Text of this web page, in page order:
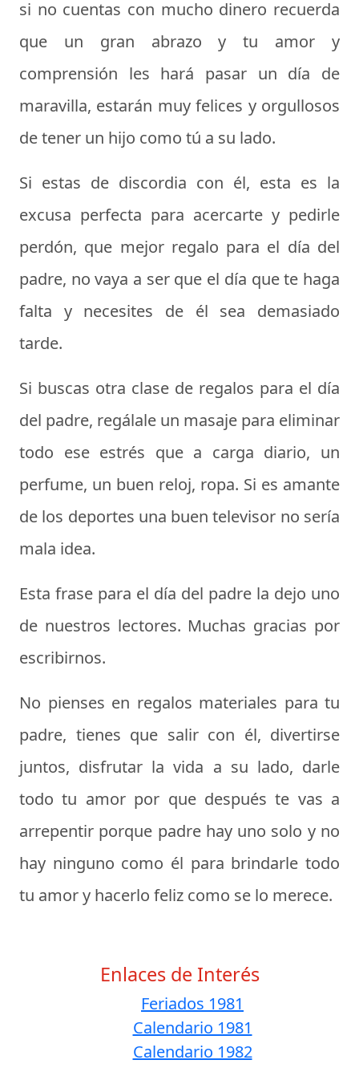
si no cuentas con mucho dinero recuerda
que un gran abrazo y tu amor y
comprensión les hará pasar un día de
maravilla, estarán muy felices y orgullosos
de tener un hijo como tú a su lado.
Si estas de discordia con él, esta es la
excusa perfecta para acercarte y pedirle
perdón, que mejor regalo para el día del
padre, no vaya a ser que el día que te haga
falta y necesites de él sea demasiado
tarde.
Si buscas otra clase de regalos para el día
del padre, regálale un masaje para eliminar
todo ese estrés que a carga diario, un
perfume, un buen reloj, ropa. Si es amante
de los deportes una buen televisor no sería
mala idea.
Esta frase para el día del padre la dejo uno
de nuestros lectores. Muchas gracias por
escribirnos.
No pienses en regalos materiales para tu
padre, tienes que salir con él, divertirse
juntos, disfrutar la vida a su lado, darle
todo tu amor por que después te vas a
arrepentir porque padre hay uno solo y no
hay ninguno como él para brindarle todo
tu amor y hacerlo feliz como se lo merece.
Enlaces de Interés
Feriados 1981
Calendario 1981
Calendario 1982